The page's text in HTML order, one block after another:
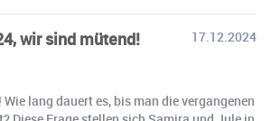
wir sind mütend!
17.12.2024
lang dauert es, bis man die vergangenen